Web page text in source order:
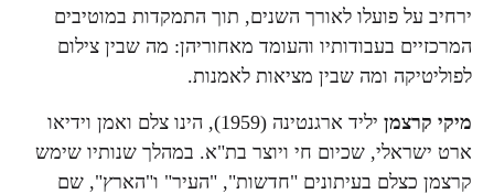
ירחיב על פועלו לאורך השנים, תוך התמקדות במוטיבים
המרכזיים בעבודותיו והעומד מאחוריהן: מה שבין צילום
לפוליטיקה ומה שבין מציאות לאמנות.
מיקי קרצמן
יליד ארגנטינה (1959), הינו צלם ואמן וידיאו
ארט ישראלי, שכיום חי ויוצר בת"א. במהלך שנותיו שימש
קרצמן כצלם בעיתונים "חדשות", "העיר" ו"הארץ", שם